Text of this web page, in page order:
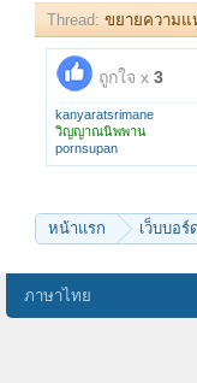
Thread: ขยายความแ
ถูกใจ x 3
kanyaratsrimane
วิญญาณนิพพาน
pornsupan
หน้าแรก เว็บบอร์
ภาษาไทย